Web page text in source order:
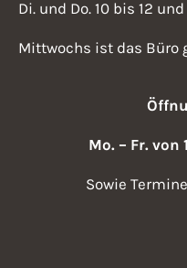
Di. und Do. 10 bis 12
Mittwochs ist das Büro
Mo. – Fr. von
Sowie